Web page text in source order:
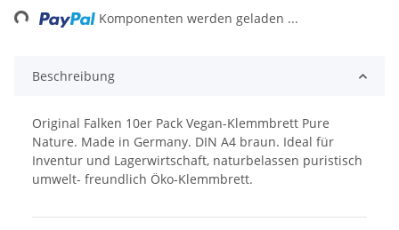
Komponenten werden geladen ...
Beschreibung
Original Falken 10er Pack Vegan-Klemmbrett Pure
Nature. Made in Germany. DIN A4 braun. Ideal für
Inventur und Lagerwirtschaft, naturbelassen puristisch
umwelt- freundlich Öko-Klemmbrett.